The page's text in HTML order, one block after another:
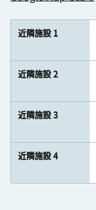
近隣施設 1
近隣施設 2
近隣施設 3
近隣施設 4